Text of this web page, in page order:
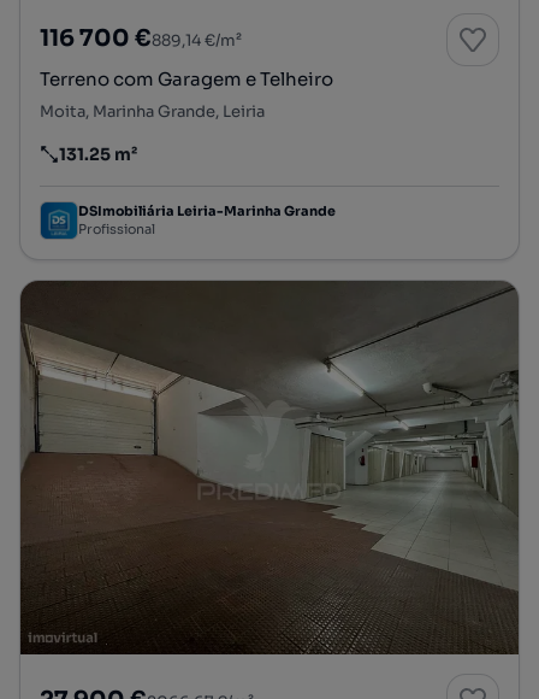
116 700 €889,14 €/m²
Terreno com Garagem e Telheiro
Moita, Marinha Grande, Leiria
Preço por metro quadrado
131.25 m²
DSImobiliária Leiria-Marinha Grande
Profissional